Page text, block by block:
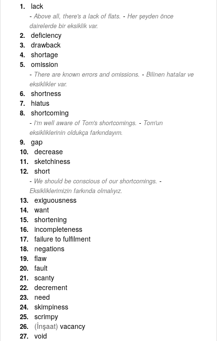
lack
Above all, there's a lack of flats. - Her şeyden önce
dairelerde bir eksiklik var.
deficiency
drawback
shortage
omission
There are known errors and omissions. - Bilinen hatalar ve
eksiklikler var.
shortness
hiatus
shortcoming
I'm well aware of Tom's shortcomings. - Tom'un
eksikliklerinin oldukça farkındayım.
gap
decrease
sketchiness
short
We should be conscious of our shortcomings. -
Eksikliklerimizin farkında olmalıyız.
exiguousness
want
shortening
incompleteness
failure to fulfilment
negations
flaw
fault
scanty
decrement
need
skimpiness
scrimpy
(İnşaat) vacancy
void